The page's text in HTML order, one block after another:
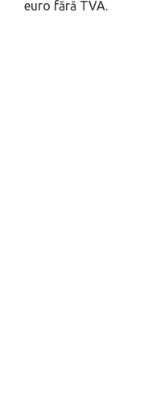
euro fără TVA.